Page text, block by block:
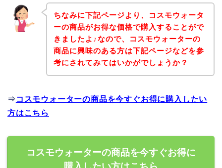
ちなみに下記ページより、コスモウォータ
ーの商品がお得な価格で購入することがで
きましたよ♪なので、コスモウォーターの
商品に興味のある方は下記ページなどを参
考にされてみてはいかがでしょうか？
⇒ コスモウォーターの商品を今すぐお得に購入したい
方はこちら
コスモウォーターの商品を今すぐお得に